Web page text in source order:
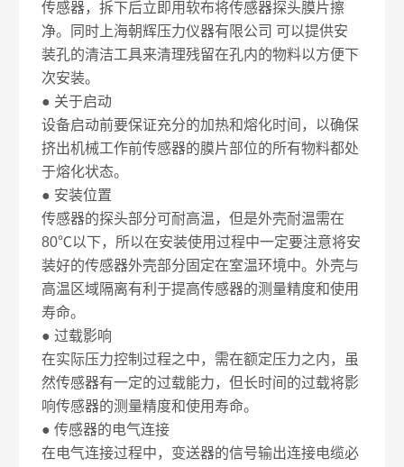
传感器，拆下后立即用软布将传感器探头膜片擦
净。同时上海朝辉压力仪器有限公司 可以提供安
装孔的清洁工具来清理残留在孔内的物料以方便下
次安装。
● 关于启动
设备启动前要保证充分的加热和熔化时间，以确保
挤出机械工作前传感器的膜片部位的所有物料都处
于熔化状态。
● 安装位置
传感器的探头部分可耐高温，但是外壳耐温需在
80℃以下，所以在安装使用过程中一定要注意将安
装好的传感器外壳部分固定在室温环境中。外壳与
高温区域隔离有利于提高传感器的测量精度和使用
寿命。
● 过载影响
在实际压力控制过程之中，需在额定压力之内，虽
然传感器有一定的过载能力，但长时间的过载将影
响传感器的测量精度和使用寿命。
● 传感器的电气连接
在电气连接过程中，变送器的信号输出连接电缆必